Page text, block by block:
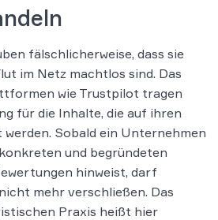
fälschlicherweise, dass sie
im Netz machtlos sind. Das
wie Trustpilot tragen
für die Inhalte, die auf ihren
Sobald ein Unternehmen
und begründeten
hinweist, darf
mehr verschließen. Das
Praxis heißt hier